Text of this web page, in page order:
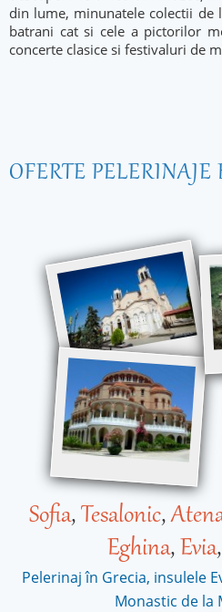
din lume, minunatele colectii de
batrani cat si cele a pictorilor
concerte clasice si festivaluri de
OFERTE
Sofia,Tesalonic,
Eghina,Evia,
Pelerinaj în Grecia, insulele
Monastic de la